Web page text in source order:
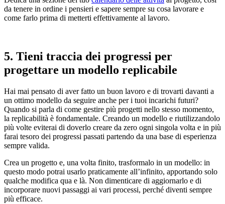
da tenere in ordine i pensieri e sapere sempre su cosa lavorare e
come farlo prima di metterti effettivamente al lavoro.
5. Tieni traccia dei progressi per
progettare un modello replicabile
Hai mai pensato di aver fatto un buon lavoro e di trovarti davanti a
un ottimo modello da seguire anche per i tuoi incarichi futuri?
Quando si parla di come gestire più progetti nello stesso momento,
la replicabilità è fondamentale. Creando un modello e riutilizzandolo
più volte eviterai di doverlo creare da zero ogni singola volta e in più
farai tesoro dei progressi passati partendo da una base di esperienza
sempre valida.
Crea un progetto e, una volta finito, trasformalo in un modello: in
questo modo potrai usarlo praticamente all’infinito, apportando solo
qualche modifica qua e là. Non dimenticare di aggiornarlo e di
incorporare nuovi passaggi ai vari processi, perché diventi sempre
più efficace.